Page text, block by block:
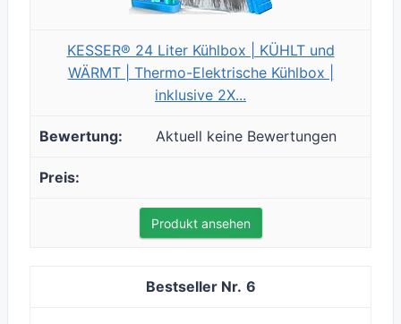
KESSER® 24 Liter Kühlbox | KÜHLT und
WÄRMT | Thermo-Elektrische Kühlbox |
inklusive 2X...
Aktuell keine Bewertungen
Produkt ansehen
6